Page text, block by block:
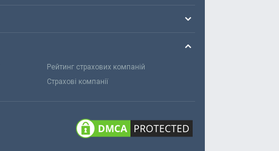
Рейтинг страхових компаній
Страхові компанії